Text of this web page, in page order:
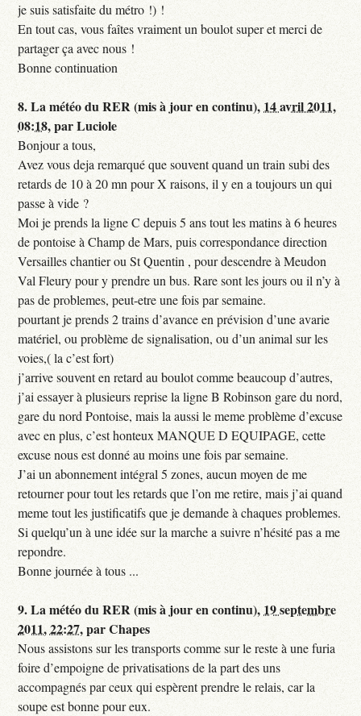
je suis satisfaite du métro !) !
En tout cas, vous faîtes vraiment un boulot super et merci de
partager ça avec nous !
Bonne continuation
8.La météo du RER (mis à jour en continu), 14 avril 2011,
08:18,parLuciole
Bonjour a tous,
Avez vous deja remarqué que souvent quand un train subi des
retards de 10 à 20 mn pour X raisons, il y en a toujours un qui
passe à vide ?
Moi je prends la ligne C depuis 5 ans tout les matins à 6 heures
de pontoise à Champ de Mars, puis correspondance direction
Versailles chantier ou St Quentin , pour descendre à Meudon
Val Fleury pour y prendre un bus. Rare sont les jours ou il n’y à
pas de problemes, peut-etre une fois par semaine.
pourtant je prends 2 trains d’avance en prévision d’une avarie
matériel, ou problème de signalisation, ou d’un animal sur les
voies,( la c’est fort)
j’arrive souvent en retard au boulot comme beaucoup d’autres,
j’ai essayer à plusieurs reprise la ligne B Robinson gare du nord,
gare du nord Pontoise, mais la aussi le meme problème d’excuse
avec en plus, c’est honteux MANQUE D EQUIPAGE, cette
excuse nous est donné au moins une fois par semaine.
J’ai un abonnement intégral 5 zones, aucun moyen de me
retourner pour tout les retards que l’on me retire, mais j’ai quand
meme tout les justificatifs que je demande à chaques problemes.
Si quelqu’un à une idée sur la marche a suivre n’hésité pas a me
repondre.
Bonne journée à tous ...
9.La météo du RER (mis à jour en continu), 19 septembre
2011, 22:27,parChapes
Nous assistons sur les transports comme sur le reste à une furia
foire d’empoigne de privatisations de la part des uns
accompagnés par ceux qui espèrent prendre le relais, car la
soupe est bonne pour eux.